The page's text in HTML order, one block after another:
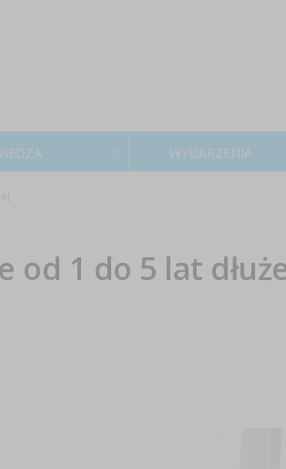
WYDARZENIA
1 do 5 lat